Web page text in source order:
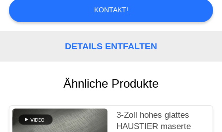
IN
VERBINDUNG
SITEMAP
KONTAKT!
DETAILS ENTFALTEN
Ähnliche Produkte
3-Zoll hohes glattes
HAUSTIER maserte